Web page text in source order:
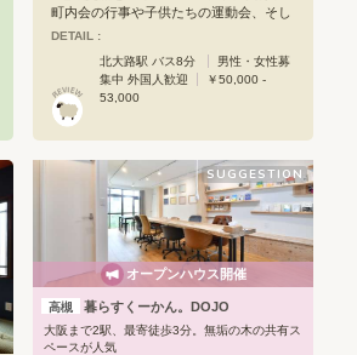
町内会の行事や子供たちの運動会、そし
て地域住民、大学サークルと共に様々な
国際交流に留まらず、地域活性や多世代
交流にも積極的に関わっていく、そんな
温かい地域に愛されるシェアハウスで
す。各大学への自転車でのアクセスはも
北山からも近く、とても住み良い町で
す。また、徒歩3分の距離にある上賀茂
神社には京都産業大学へのシャトルバス
をはじめ、北大路駅はもちろんのこと京
都駅や出町柳駅まで直行するバスもあ
り、本数も多いので安心です。賀茂川を
超えるとコープ京都や100円ローソン、
そして飲食店やパン屋さんなど、生活に
必要なものが全て揃う御薗橋商店街があ
ります。京都の伝統的な町に住みながら
DETAIL :
北大路駅 バス8分
男性・女性募
集中 外国人歓迎
￥50,000 -
53,000
SUGGESTION
オープンハウス開催
高槻 暮らすくーかん。DOJO
大阪まで2駅、最寄徒歩3分。無垢の木の共有ス
ペースが人気